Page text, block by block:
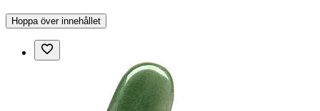
Hoppa över innehållet